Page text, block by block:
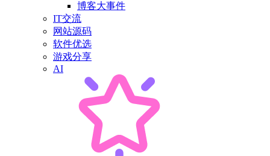
博客大事件
IT交流
网站源码
软件优选
游戏分享
AI